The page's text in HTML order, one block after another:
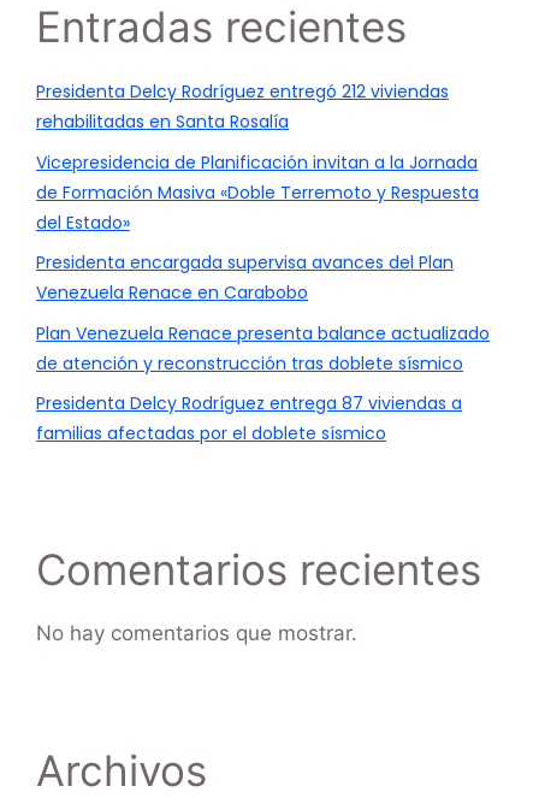
Entradas recientes
Presidenta Delcy Rodríguez entregó 212 viviendas
rehabilitadas en Santa Rosalía
Vicepresidencia de Planificación invitan a la Jornada
de Formación Masiva «Doble Terremoto y Respuesta
del Estado»
Presidenta encargada supervisa avances del Plan
Venezuela Renace en Carabobo
Plan Venezuela Renace presenta balance actualizado
de atención y reconstrucción tras doblete sísmico
Presidenta Delcy Rodríguez entrega 87 viviendas a
familias afectadas por el doblete sísmico
Comentarios recientes
No hay comentarios que mostrar.
Archivos